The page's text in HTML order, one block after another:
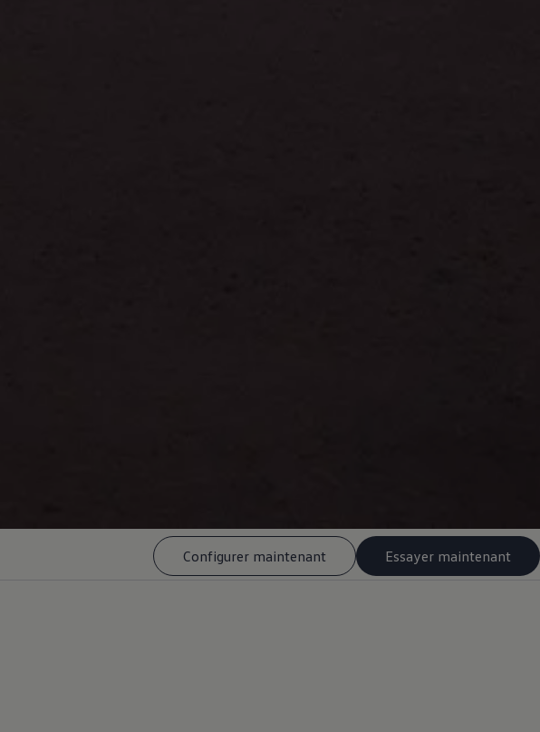
Configurer maintenant Essayer maintenant